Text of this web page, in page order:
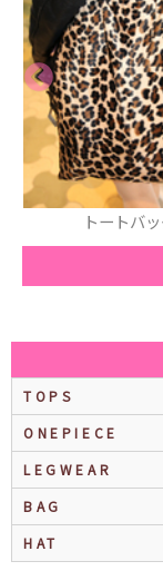
TOPS
ONEPIECE
LEGWEAR
BAG
HAT